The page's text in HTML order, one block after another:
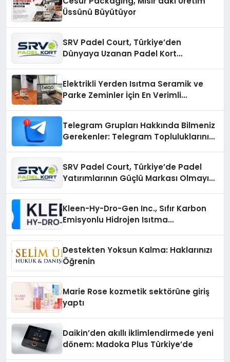
Üssünü Büyütüyor
SRV Padel Court, Türkiye’den
Dünyaya Uzanan Padel Kort
Elektrikli Yerden Isıtma Seramik ve
Parke Zeminler İçin En Verimli
Telegram Grupları Hakkında Bilmeniz
Gerekenler: Telegram Topluluklarını
SRV Padel Court, Türkiye’de Padel
Yatırımlarının Güçlü Markası Olmayı
Kleen-Hy-Dro-Gen Inc., Sıfır Karbon
Emisyonlu Hidrojen Isıtma
Destekten Yoksun Kalma: Haklarınızı
Öğrenin
Marie Rose kozmetik sektörüne giriş
yaptı
Daikin’den akıllı iklimlendirmede yeni
dönem: Madoka Plus Türkiye’de